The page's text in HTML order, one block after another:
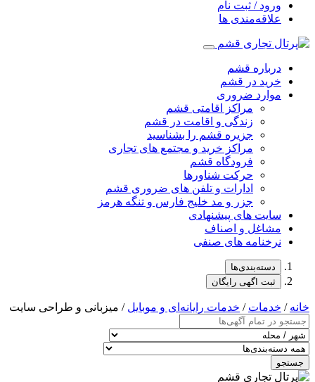
ورود / ثبت نام
علاقه‌مندی ها
درباره قشم
خرید در قشم
موارد ضروری
مراکز اقامتی قشم
زندگی و اقامت در قشم
جزیره قشم را بشناسید
مراکز خرید و مجتمع های تجاری
فرودگاه قشم
حرکت شناورها
ادارات و تلفن های ضروری قشم
جزر و مد خلیج فارس و تنگه هرمز
سایت های پیشنهادی
مشاغل و اصناف
نرخنامه های صنفی
دسته‌بندی‌ها
ثبت اگهی رایگان
خانه / خدمات / خدمات رایانه‌ای و موبایل / میزبانی و طراحی سایت
جستجو